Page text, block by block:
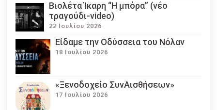
Βιολέτα Ίκαρη “Η μπόρα” (νέο
τραγούδι-video)
22 Ιουλίου 2026
Eίδαμε την Οδύσσεια του Νόλαν
18 Ιουλίου 2026
«Ξενοδοχείο ΣυνΑισθήσεων»
17 Ιουλίου 2026